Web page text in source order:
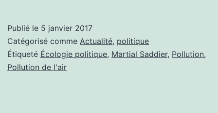
Publié le 5 janvier 2017
Catégorisé comme Actualité, politique
Étiqueté Écologie politique, Martial Saddier, Pollution,
Pollution de l'air